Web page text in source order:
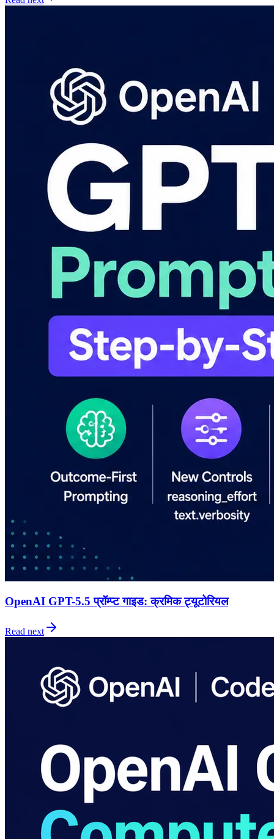
OpenAI GPT-5.5 प्रॉम्प्ट गाइड: क्रमिक ट्यूटोरियल
Read next